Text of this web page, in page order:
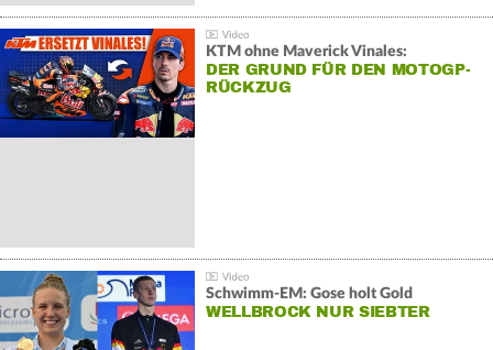
KTM ohne Maverick Vinales:
DER GRUND FÜR DEN MOTOGP-
RÜCKZUG
Schwimm-EM: Gose holt Gold
WELLBROCK NUR SIEBTER